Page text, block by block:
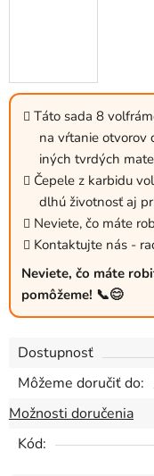
Táto sada 8
na vŕtanie otvorov
iných tvrdých
Čepele z karbidu
dlhú životnosť aj
Neviete, čo máte
Kontaktujte nás -
Neviete, čo máte
pomôžeme! 📞😊
Dostupnosť
Môžeme doručiť do:
Možnosti doručenia
Kód: